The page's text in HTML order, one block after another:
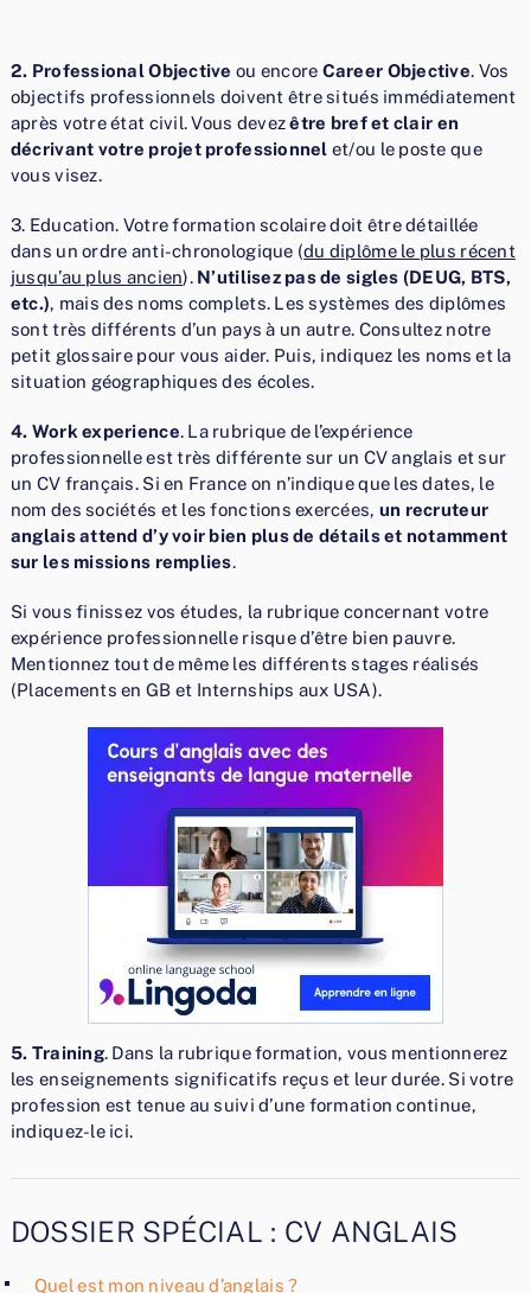
2. Professional Objective ou encore Career Objective. Vos
objectifs professionnels doivent être situés immédiatement
après votre état civil. Vous devezêtre bref et clair en
décrivant votre projet professionnel et/ou le poste que
vous visez.
3. Education. Votre formation scolaire doit être détaillée
dans un ordre anti-chronologique (du diplôme le plus récent
jusqu’au plus ancien). N’utilisez pas de sigles (DEUG, BTS,
etc.), mais des noms complets. Les systèmes des diplômes
sont très différents d’un pays à un autre. Consultez notre
petit glossaire pour vous aider. Puis, indiquez les noms et la
situation géographiques des écoles.
4. Work experience. La rubrique de l’expérience
professionnelle est très différente sur un CV anglais et sur
un CV français. Si en France on n’indique que les dates, le
nom des sociétés et les fonctions exercées, un recruteur
anglais attend d’y voir bien plus de détails et notamment
sur les missions remplies.
Si vous finissez vos études, la rubrique concernant votre
expérience professionnelle risque d’être bien pauvre.
Mentionnez tout de même les différents stages réalisés
(Placements en GB et Internships aux USA).
5. Training. Dans la rubrique formation, vous mentionnerez
les enseignements significatifs reçus et leur durée. Si votre
profession est tenue au suivi d’une formation continue,
indiquez-le ici.
DOSSIER SPÉCIAL : CV ANGLAIS
Quel est mon niveau d’anglais ?